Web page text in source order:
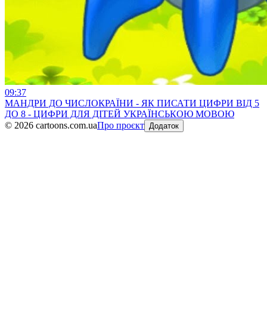
09:37
МАНДРИ ДО ЧИСЛОКРАЇНИ - ЯК ПИСАТИ ЦИФРИ ВІД 5
ДО 8 - ЦИФРИ ДЛЯ ДІТЕЙ УКРАЇНСЬКОЮ МОВОЮ
© 2026 cartoons.com.uaПро проєкт Додаток